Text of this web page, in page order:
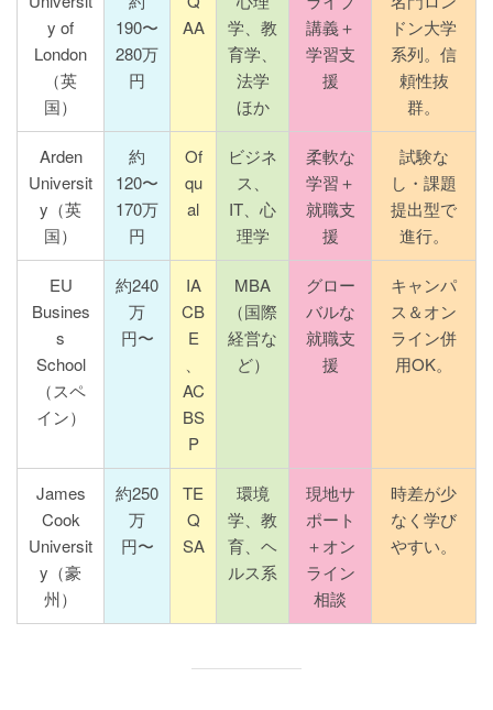
y of
London
（英
国）
190〜
280万
円
AA
学、教
育学、
法学
ほか
講義＋
学習支
援
ドン大学
系列。信
頼性抜
群。
Arden
Universit
y（英
国）
約
120〜
170万
円
Of
qu
al
ビジネ
ス、
IT、心
理学
柔軟な
学習＋
就職支
援
試験な
し・課題
提出型で
進行。
EU
Busines
s
School
（スペ
イン）
約240
万
円〜
IA
CB
E
、
AC
BS
P
MBA
（国際
経営な
ど）
グロー
バルな
就職支
援
キャンパ
ス＆オン
ライン併
用OK。
James
Cook
Universit
y（豪
州）
約250
万
円〜
TE
Q
SA
環境
学、教
育、ヘ
ルス系
現地サ
ポート
＋オン
ライン
相談
時差が少
なく学び
やすい。